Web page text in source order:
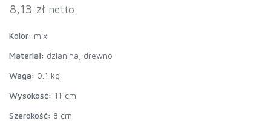
8,13 zł netto
Kolor: mix
Materiał: dzianina, drewno
Waga: 0.1 kg
Wysokość: 11 cm
Szerokość: 8 cm